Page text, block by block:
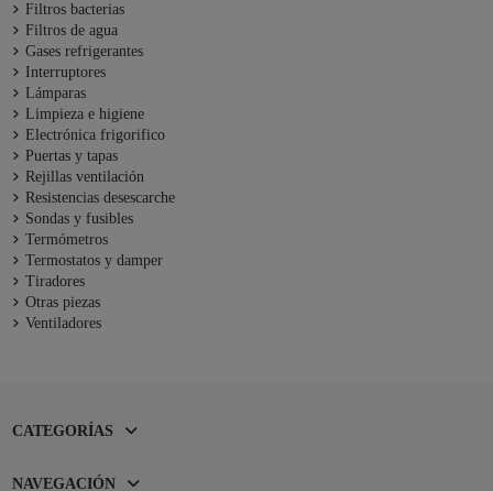
Filtros bacterias
Filtros de agua
Gases refrigerantes
Interruptores
Lámparas
Limpieza e higiene
Electrónica frigorifico
Puertas y tapas
Rejillas ventilación
Resistencias desescarche
Sondas y fusibles
Termómetros
Termostatos y damper
Tiradores
Otras piezas
Ventiladores
CATEGORÍAS
NAVEGACIÓN